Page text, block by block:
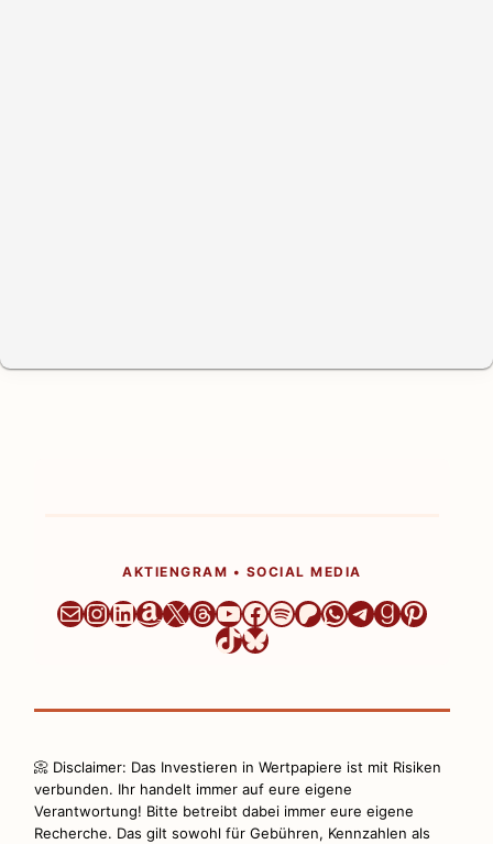
AKTIENGRAM • SOCIAL MEDIA
Newsletter
Instagram
LinkedIn
Amazon
X Threads
YouTube
Facebook
Spotify
Patreon
WhatsApp
Telegram
TikTok
Bluesky
📀 Disclaimer: Das Investieren in Wertpapiere ist mit Risiken
verbunden. Ihr handelt immer auf eure eigene
Verantwortung! Bitte betreibt dabei immer eure eigene
Recherche. Das gilt sowohl für Gebühren, Kennzahlen als